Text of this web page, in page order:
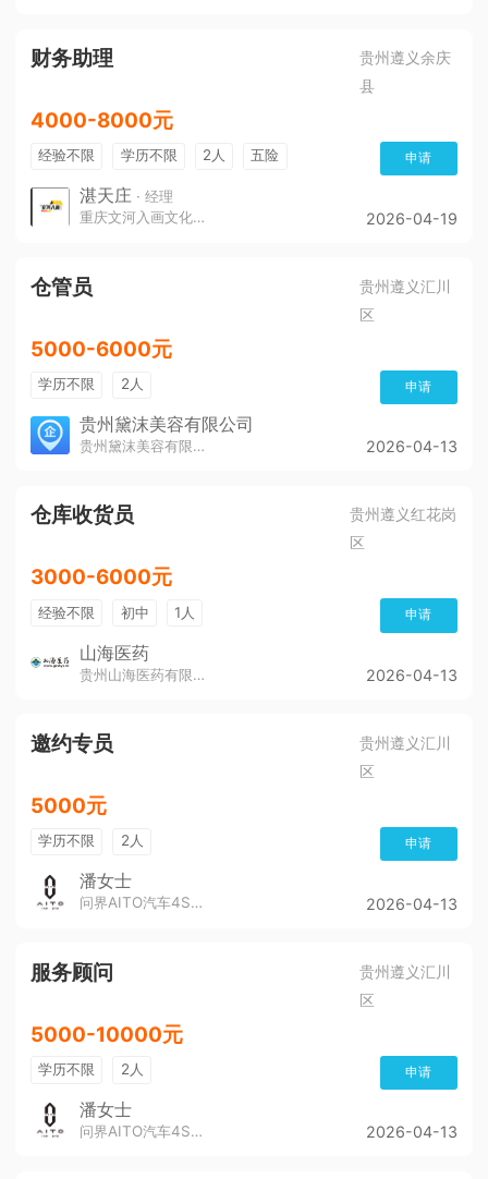
财务助理
贵州遵义余庆
县
4000-8000元
经验不限 学历不限 2人
五险
带薪年假
年终奖
年底双薪
申请
湛天庄 · 经理
重庆文河入画文化传播责任有限公司
2026-04-19
仓管员
贵州遵义汇川
区
5000-6000元
学历不限 2人 申请
贵州黛沫美容有限公司
贵州黛沫美容有限公司 2026-04-13
仓库收货员
贵州遵义红花岗
区
3000-6000元
经验不限 初中 1人 申请
山海医药
贵州山海医药有限公司 2026-04-13
邀约专员
贵州遵义汇川
区
5000元
学历不限 2人 申请
潘女士
问界AITO汽车4S店（董公寺汽博城） 2026-04-13
服务顾问
贵州遵义汇川
区
5000-10000元
学历不限 2人 申请
潘女士
问界AITO汽车4S店（董公寺汽博城） 2026-04-13